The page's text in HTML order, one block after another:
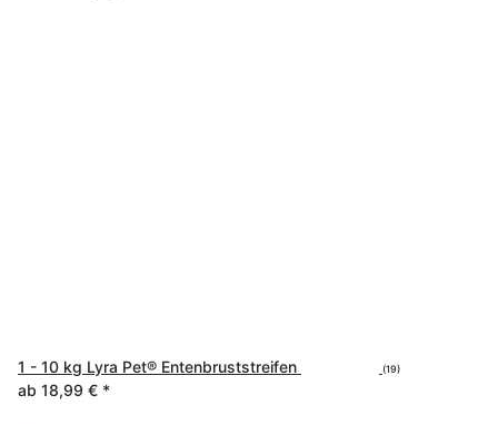
1 - 10 kg Lyra Pet® Entenbruststreifen (19)
ab 18,99 € *